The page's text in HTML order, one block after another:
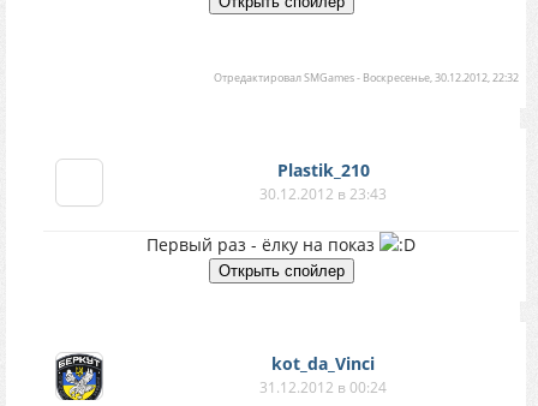
ОтредактировалSMGames- Воскресенье, 30.12.2012, 22:32
Plastik_210
30.12.2012 в 23:43
Первый раз - ёлку на показ
kot_da_Vinci
31.12.2012 в 00:24